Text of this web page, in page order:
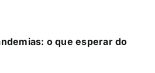
o que esperar do